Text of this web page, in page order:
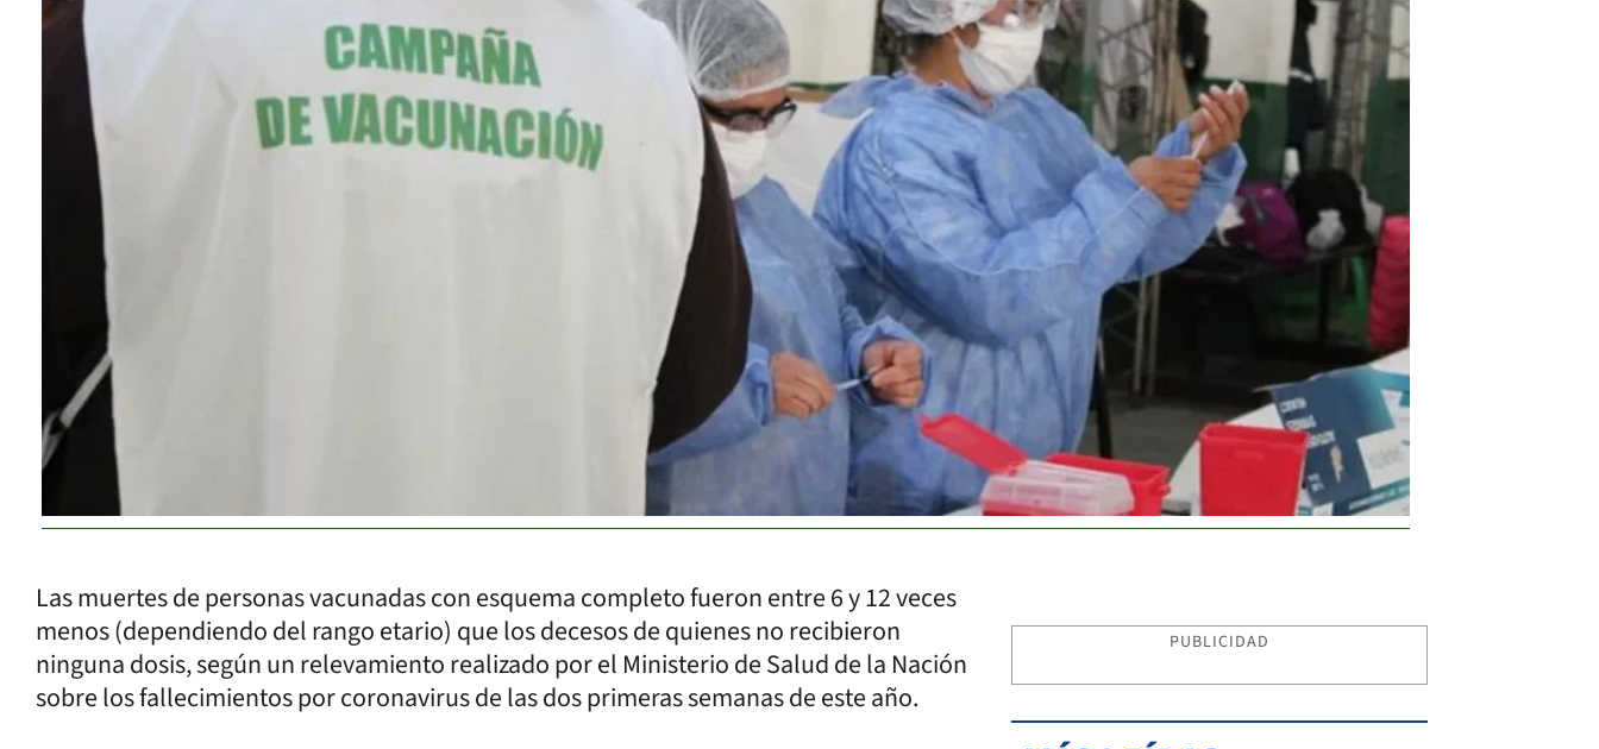
Las muertes de personas vacunadas con esquema completo fueron entre 6 y 12 veces
menos (dependiendo del rango etario) que los decesos de quienes no recibieron
ninguna dosis, según un relevamiento realizado por el Ministerio de Salud de la Nación
sobre los fallecimientos por coronavirus de las dos primeras semanas de este año.
PUBLICIDAD